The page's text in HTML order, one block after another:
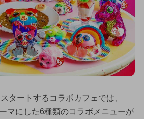
タートするコラボカフェでは、
マにした6種類のコラボメニューが